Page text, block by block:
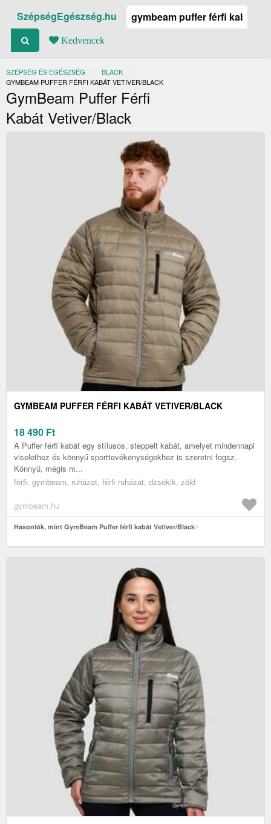
SzépségEgészség.hu
Kedvencek
SZÉPSÉG ÉS EGÉSZSÉG
BLACK
JELENLEGI:
GYMBEAM PUFFER FÉRFI KABÁT VETIVER/BLACK
GymBeam Puffer Férfi
Kabát Vetiver/Black
GYMBEAM PUFFER FÉRFI KABÁT VETIVER/BLACK
18 490 Ft
A Puffer férfi kabát egy stílusos, steppelt kabát, amelyet mindennapi
viselethez és könnyű sporttevékenységekhez is szeretni fogsz.
Könnyű, mégis m...
férfi, gymbeam, ruházat, férfi ruházat, dzsekik, zöld
gymbeam.hu
Hasonlók, mint GymBeam Puffer férfi kabát Vetiver/Black